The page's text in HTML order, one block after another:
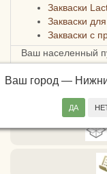
Закваски
Закваски
Закваски с
Ваш населенный
Ваш город —
Доставка в
России, СДЭКом,